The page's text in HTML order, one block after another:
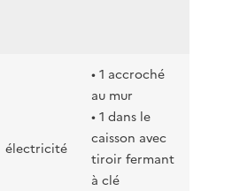
électricité
• 1 accroché
au mur
• 1 dans le
caisson avec
tiroir fermant
à clé